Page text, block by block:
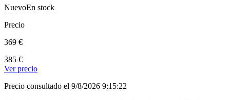
NuevoEn stock
Precio
369 €
385 €
Ver precio
Precio consultado el 9/8/2026 9:15:22